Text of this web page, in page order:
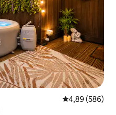
5 üzerinden
4,89 (586)